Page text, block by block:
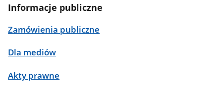
Informacje publiczne
Zamówienia publiczne
Dla mediów
Akty prawne